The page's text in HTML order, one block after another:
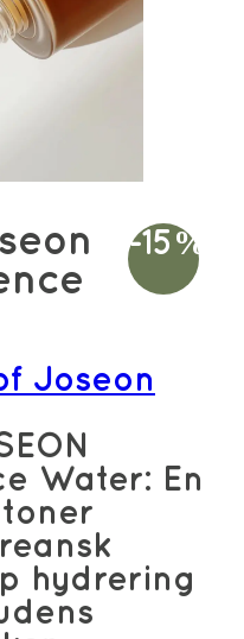
-15%
Joseon
Water: En
hydrering